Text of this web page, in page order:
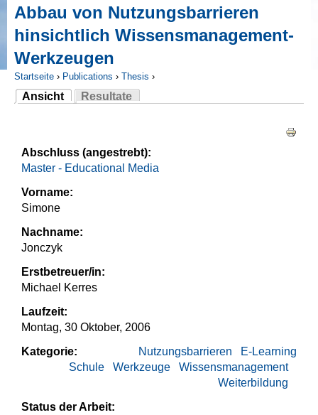
Abbau von Nutzungsbarrieren
hinsichtlich Wissensmanagement-
Werkzeugen
Sie sind hier
Startseite › Publications › Thesis ›
Ansicht
(aktiver Reiter)
Resultate
Abschluss (angestrebt):
Master - Educational Media
Vorname:
Simone
Nachname:
Jonczyk
Erstbetreuer/in:
Michael Kerres
Laufzeit:
Montag, 30 Oktober, 2006
Kategorie:
E-Learning
Nutzungsbarrieren
Wissensmanagement
Werkzeuge
Schule
Weiterbildung
Status der Arbeit: